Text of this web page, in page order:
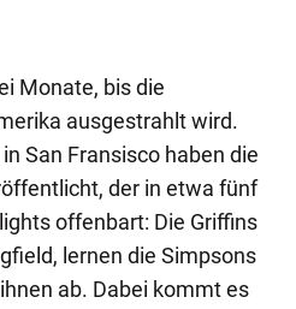
Monate, bis die
ausgestrahlt wird.
San Fransisco haben die
der in etwa fünf
offenbart: Die Griffins
lernen die Simpsons
ab. Dabei kommt es